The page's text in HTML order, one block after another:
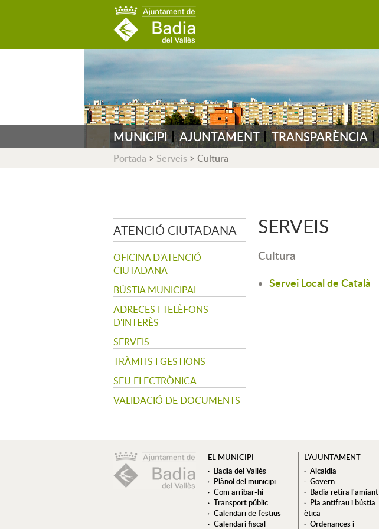
MUNICIPI AJUNTAMENT TRANSPARÈNCIA
Portada > Serveis > Cultura
ATENCIÓ CIUTADANA
OFICINA D'ATENCIÓ
CIUTADANA
BÚSTIA MUNICIPAL
ADRECES I TELÈFONS
D'INTERÈS
SERVEIS
TRÀMITS I GESTIONS
SEU ELECTRÒNICA
VALIDACIÓ DE DOCUMENTS
SERVEIS
Cultura
Servei Local de Català
EL MUNICIPI
Badia del Vallès
Plànol del municipi
Com arribar-hi
Transport públic
Calendari de festius
Calendari fiscal
L'AJUNTAMENT
Alcaldia
Govern
Badia retira l'amiant
Pla antifrau i bústia
ètica
Ordenances i